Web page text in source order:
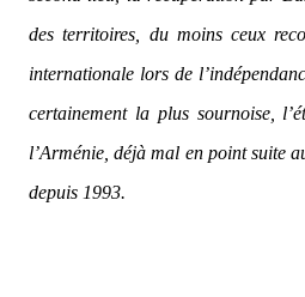
des territoires, du moins ceux
internationale lors de
certainement la plus sournoise,
l’Arménie, déjà mal en point suite
depuis 1993.